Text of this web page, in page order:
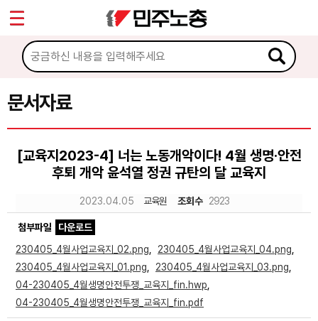
문서자료
[교육지2023-4] 너는 노동개악이다! 4월 생명·안전
후퇴 개악 윤석열 정권 규탄의 달 교육지
2023.04.05 교육원 조회수 2923
첨부파일
다운로드
230405_4월사업교육지_02.png
230405_4월사업교육지_04.png
230405_4월사업교육지_01.png
230405_4월사업교육지_03.png
04-230405_4월생명안전투쟁_교육지_fin.hwp
04-230405_4월생명안전투쟁_교육지_fin.pdf
마이페이지
소개
소식
문서자료
이미지자료
미디어자료
카드뉴스
Sketchbook5, 스케치북5
Sketchbook5, 스케치북5